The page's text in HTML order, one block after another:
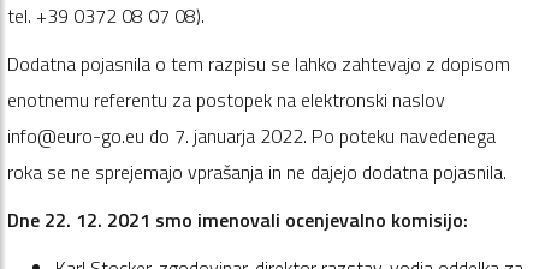
tel. +39 0372 08 07 08).
Dodatna pojasnila o tem razpisu se lahko zahtevajo z dopisom
enotnemu referentu za postopek na elektronski naslov
info@euro-go.eu do 7. januarja 2022. Po poteku navedenega
roka se ne sprejemajo vprašanja in ne dajejo dodatna pojasnila.
Dne 22. 12. 2021 smo imenovali ocenjevalno komisijo: